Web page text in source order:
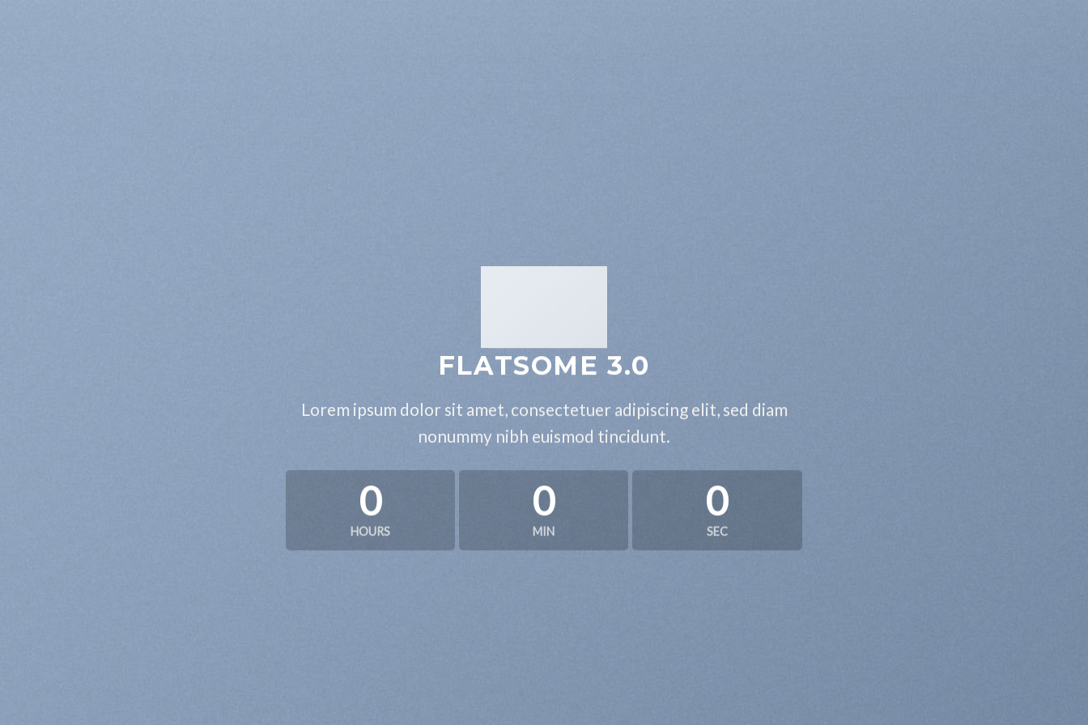
FLATSOME 3.0
Lorem ipsum dolor sit amet, consectetuer adipiscing elit, sed diam
nonummy nibh euismod tincidunt.
0
HOURS
0
MIN
0
SEC